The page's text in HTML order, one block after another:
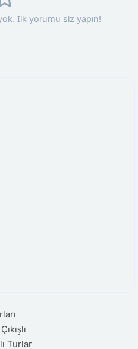
İlk yorumu siz yapın!
Turlar